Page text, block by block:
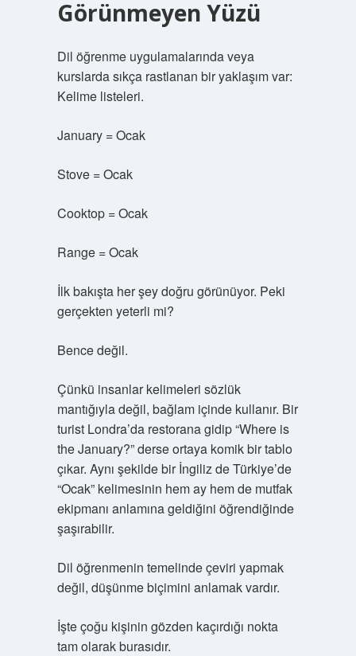
Görünmeyen Yüzü
Dil öğrenme uygulamalarında veya
kurslarda sıkça rastlanan bir yaklaşım var:
Kelime listeleri.
January = Ocak
Stove = Ocak
Cooktop = Ocak
Range = Ocak
İlk bakışta her şey doğru görünüyor. Peki
gerçekten yeterli mi?
Bence değil.
Çünkü insanlar kelimeleri sözlük
mantığıyla değil, bağlam içinde kullanır. Bir
turist Londra’da restorana gidip “Where is
the January?” derse ortaya komik bir tablo
çıkar. Aynı şekilde bir İngiliz de Türkiye’de
“Ocak” kelimesinin hem ay hem de mutfak
ekipmanı anlamına geldiğini öğrendiğinde
şaşırabilir.
Dil öğrenmenin temelinde çeviri yapmak
değil, düşünme biçimini anlamak vardır.
İşte çoğu kişinin gözden kaçırdığı nokta
tam olarak burasıdır.